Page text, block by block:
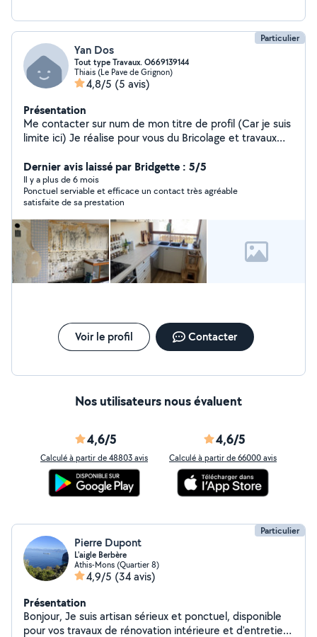
Particulier
Yan Dos
Tout type Travaux. O669139144
Thiais (Le Pave de Grignon)
4,8/5 (5 avis)
Présentation
Me contacter sur num de mon titre de profil (Car je suis
limite ici) Je réalise pour vous du Bricolage et travaux
bain, petites réparations etc) Dans le secteur du 94 et
une partie du 91 Me contacter sur num de mon titre de
profil
Dernier avis laissé par Bridgette : 5/5
Il y a plus de 6 mois
Ponctuel serviable et efficace un contact très agréable
satisfaite de sa prestation
Voir le profil Contacter
Nos utilisateurs nous évaluent
4,6/5
Calculé à partir de 48803 avis
4,6/5
Calculé à partir de 66000 avis
Particulier
Pierre Dupont
L'aigle Berbère
Athis-Mons (Quartier 8)
4,9/5 (34 avis)
Présentation
Bonjour, Je suis artisan sérieux et ponctuel, disponible
pour vos travaux de rénovation intérieure et d'entretien